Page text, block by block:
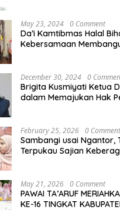
May 23, 2024 0 Comment
Da’i Kamtibmas Halal
Kebersamaan
December 30, 2024 0
Brigita Kusmiyati Ketua
dalam Memajukan Hak
February 25, 2026 0 Comment
Sambangi usai Ngantor,
Terpukau Sajian
May 21, 2026 0 Comment
PAWAI TA’ARUF
KE-16 TINGKAT